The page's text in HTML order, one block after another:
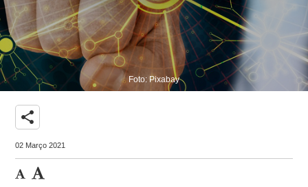
Foto: Pixabay
share
02 Março 2021